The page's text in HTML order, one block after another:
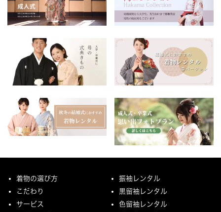
着物の選び方
こだわり
サービス
振袖レンタル
黒留袖レンタル
色留袖レンタル